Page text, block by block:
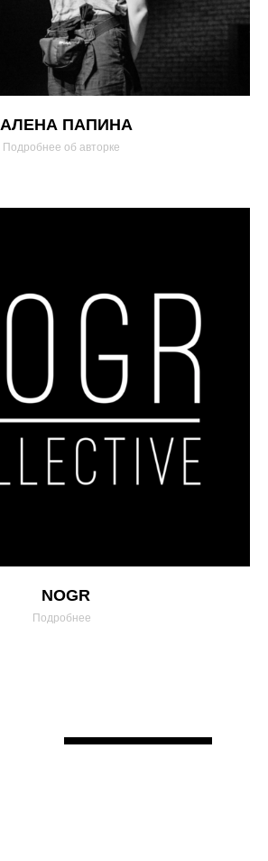
АЛЕНА ПАПИНА
Подробнее об авторке
NOGR
Подробнее